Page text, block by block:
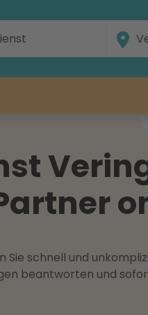
Sie schnell und
beantworten und